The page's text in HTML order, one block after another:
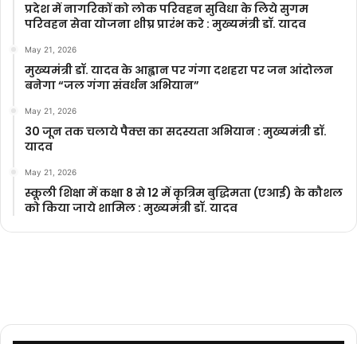
प्रदेश में नागरिकों को लोक परिवहन सुविधा के लिये सुगम
परिवहन सेवा योजना शीघ्र प्रारंभ करे : मुख्यमंत्री डॉ. यादव
May 21, 2026
मुख्यमंत्री डॉ. यादव के आह्वान पर गंगा दशहरा पर जन आंदोलन
बनेगा “जल गंगा संवर्धन अभियान”
May 21, 2026
30 जून तक चलाये पैक्स का सदस्यता अभियान : मुख्यमंत्री डॉ.
यादव
May 21, 2026
स्कूली शिक्षा में कक्षा 8 से 12 में कृ‍त्रिम बुद्धिमता (एआई) के कौशल
को किया जाये शामिल : मुख्यमंत्री डॉ. यादव